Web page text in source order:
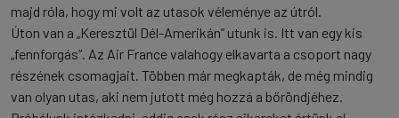
majd róla, hogy mi volt az utasok véleménye az útról.
Úton van a „Keresztül Dél-Amerikán” utunk is. Itt van egy kis
„fennforgás”. Az Air France valahogy elkavarta a csoport nagy
részének csomagjait. Többen már megkapták, de még mindig
van olyan utas, aki nem jutott még hozzá a bőröndjéhez.